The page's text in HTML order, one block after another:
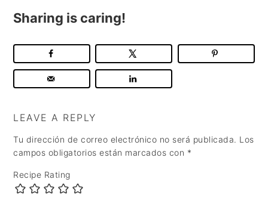
Sharing is caring!
LEAVE A REPLY
Tu dirección de correo electrónico no será publicada. Los
campos obligatorios están marcados con *
Recipe Rating